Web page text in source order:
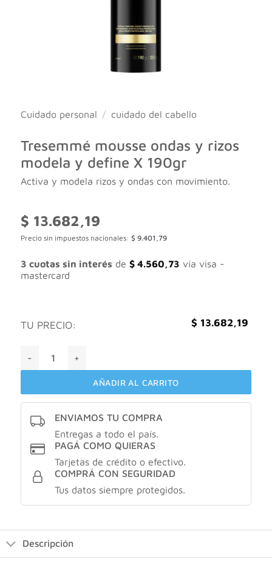
Cuidado personal / cuidado del cabello
Tresemmé mousse ondas y rizos
modela y define X 190gr
Activa y modela rizos y ondas con movimiento.
$ 13.682,19
Precio sin impuestos nacionales: $ 9.401,79
3 cuotas sin interés de $4.560,73 vía visa -
mastercard
TU PRECIO: $ 13.682,19
AÑADIR AL CARRITO
ENVIAMOS TU COMPRA
Entregas a todo el país.
PAGÁ COMO QUIERAS
Tarjetas de crédito o efectivo.
COMPRÁ CON SEGURIDAD
Tus datos siempre protegidos.
Descripción